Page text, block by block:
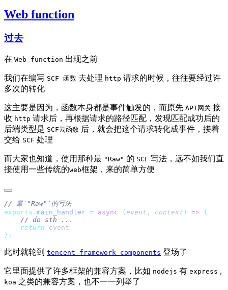
Web function
过去
在 Web function 出现之前
我们在编写 SCF 函数 去处理 http 请求的时候，往往要经过许
多次的转化
这主要是因为，函数本身都是事件触发的，而原先 API网关 接
收 http 请求后，再根据请求的路径匹配，发现匹配成功后的
后端类型是 SCF云函数 后，就会把这个请求转化成事件，接着
交给 SCF 处理
而大家也知道，使用那种最 "Raw" 的 SCF 写法，远不如我们直
接使用一些传统的web框架，来的简单方便
exports. main_handler = async ( event , context ) =>
    return
此时就轮到 tencent-framework-components 登场了
它里面提供了许多框架的兼容方案，比如 nodejs 有 express ,
koa 之类的兼容方案，也不一一列举了